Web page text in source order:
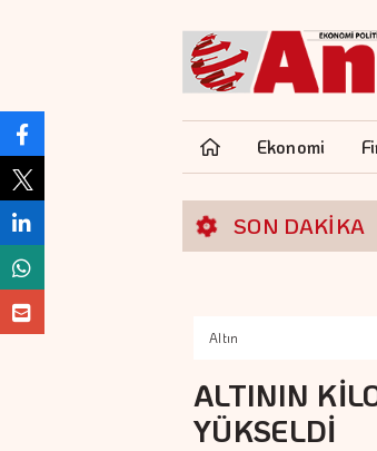
Ekonomi
SON DAKİKA
Altın
ALTININ
YÜKSELDİ